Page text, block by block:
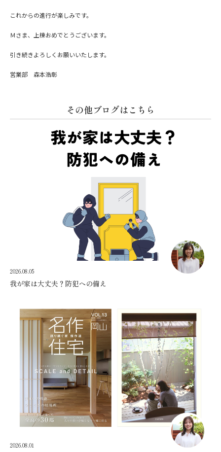
これからの進行が楽しみです。
Ｍさま、上棟おめでとうございます。
引き続きよろしくお願いいたします。
営業部 森本浩彰
その他ブログはこちら
2026.08.05
我が家は大丈夫？防犯への備え
2026.08.01